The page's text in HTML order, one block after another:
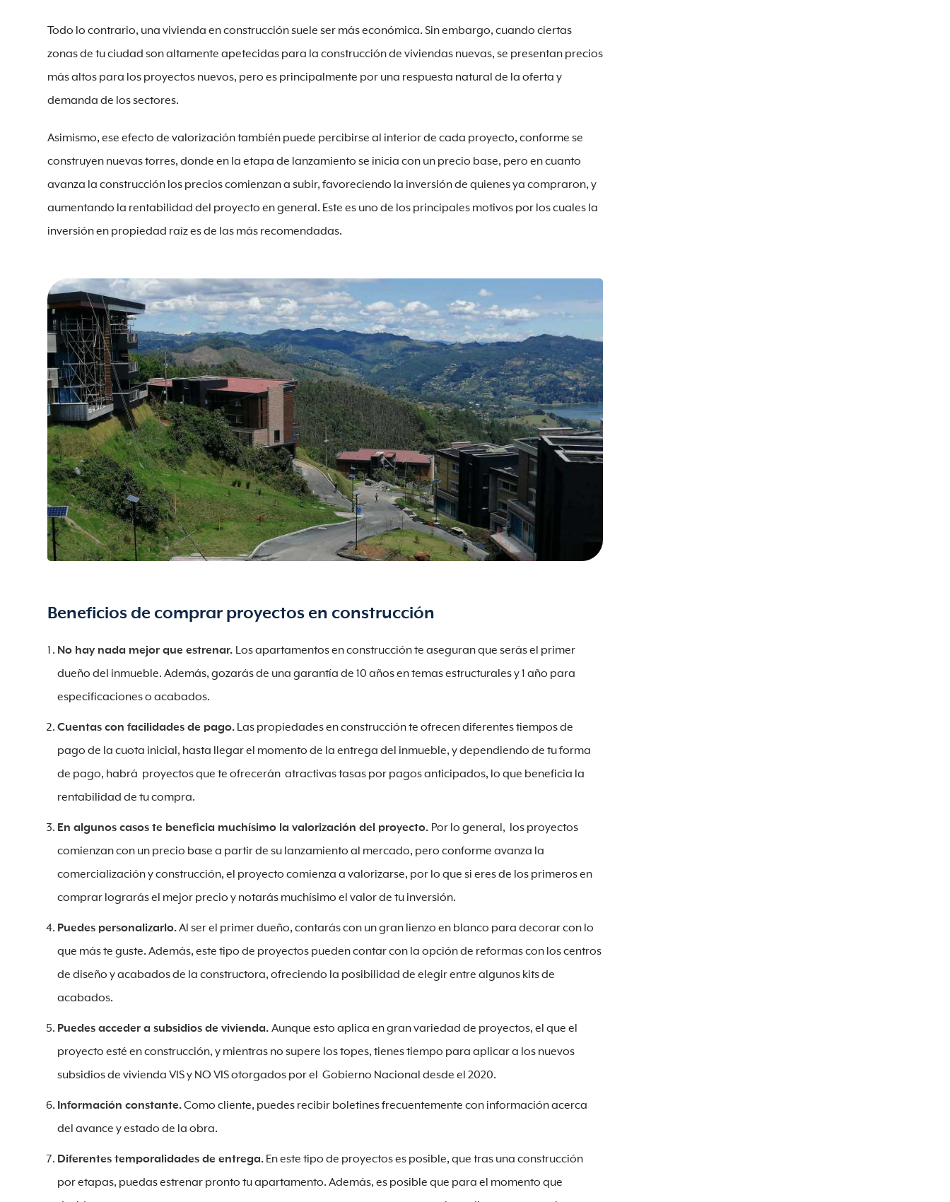
Todo lo contrario, una vivienda en construcción suele ser más económica. Sin embargo, cuando ciertas
zonas de tu ciudad son altamente apetecidas para la construcción de viviendas nuevas, se presentan precios
más altos para los proyectos nuevos, pero es principalmente por una respuesta natural de la oferta y
demanda de los sectores.
Asimismo, ese efecto de valorización también puede percibirse al interior de cada proyecto, conforme se
construyen nuevas torres, donde en la etapa de lanzamiento se inicia con un precio base, pero en cuanto
avanza la construcción los precios comienzan a subir, favoreciendo la inversión de quienes ya compraron, y
aumentando la rentabilidad del proyecto en general. Este es uno de los principales motivos por los cuales la
inversión en propiedad raíz es de las más recomendadas.
Beneficios de comprar proyectos en construcción
No hay nada mejor que estrenar. Los apartamentos en construcción te aseguran que serás el primer
dueño del inmueble. Además, gozarás de una garantía de 10 años en temas estructurales y 1 año para
especificaciones o acabados.
Cuentas con facilidades de pago. Las propiedades en construcción te ofrecen diferentes tiempos de
pago de la cuota inicial, hasta llegar el momento de la entrega del inmueble, y dependiendo de tu forma
de pago, habrá proyectos que te ofrecerán atractivas tasas por pagos anticipados, lo que beneficia la
rentabilidad de tu compra.
En algunos casos te beneficia muchísimo la valorización del proyecto. Por lo general, los proyectos
comienzan con un precio base a partir de su lanzamiento al mercado, pero conforme avanza la
comercialización y construcción, el proyecto comienza a valorizarse, por lo que si eres de los primeros en
comprar lograrás el mejor precio y notarás muchísimo el valor de tu inversión.
Puedes personalizarlo.Al ser el primer dueño, contarás con un gran lienzo en blanco para decorar con lo
que más te guste. Además, este tipo de proyectos pueden contar con la opción de reformas con los centros
de diseño y acabados de la constructora, ofreciendo la posibilidad de elegir entre algunos kits de
acabados.
Puedes acceder a subsidios de vivienda.Aunque esto aplica en gran variedad de proyectos, el que el
proyecto esté en construcción, y mientras no supere los topes, tienes tiempo para aplicar a los nuevos
subsidios de vivienda VIS y NO VIS otorgados por el Gobierno Nacional desde el 2020.
Información constante.Como cliente, puedes recibir boletines frecuentemente con información acerca
del avance y estado de la obra.
Diferentes temporalidades de entrega. En este tipo de proyectos es posible, que tras una construcción
por etapas, puedas estrenar pronto tu apartamento. Además, es posible que para el momento que